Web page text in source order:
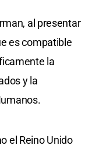
al presentar
es compatible
la
y la
el Reino Unido